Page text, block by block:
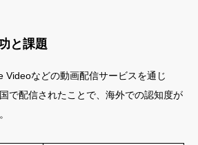
と課題
Videoなどの動画配信サービスを通じ
で配信されたことで、海外での認知度が